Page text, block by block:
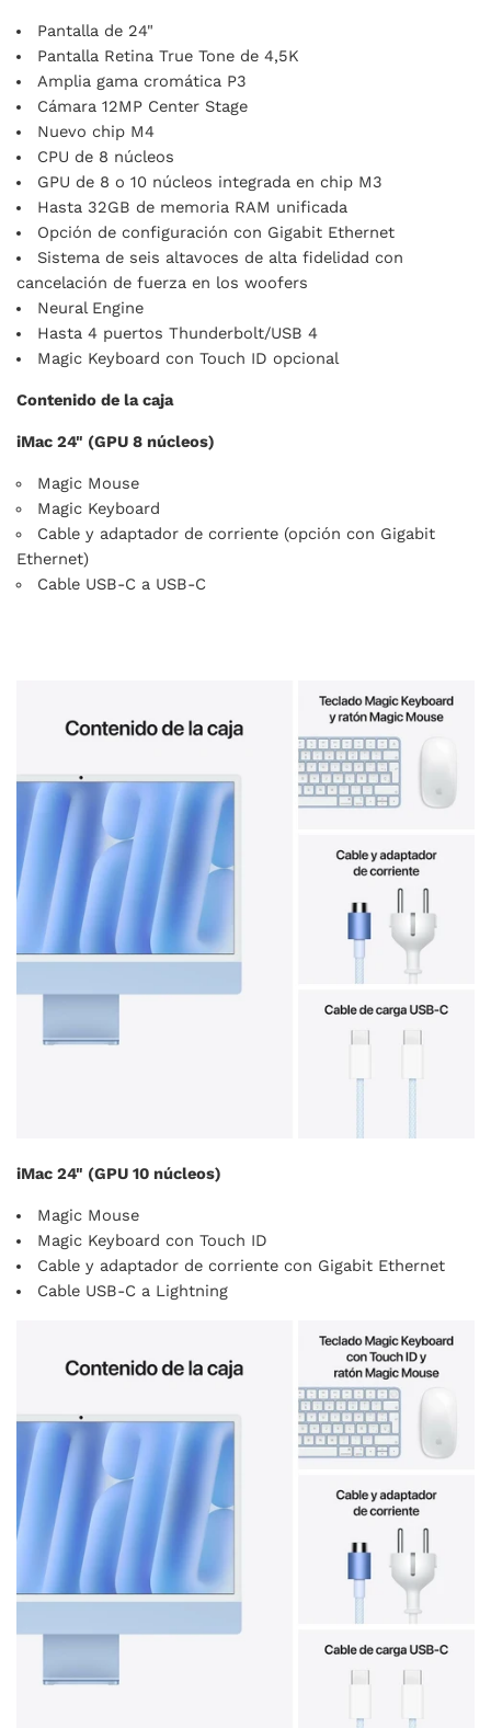
Pantalla de 24"
Pantalla Retina True Tone de 4,5K
Amplia gama cromática P3
Cámara 12MP Center Stage
Nuevo chip M4
CPU de 8 núcleos
GPU de 8 o 10 núcleos integrada en chip M3
Hasta 32GB de memoria RAM unificada
Opción de configuración con Gigabit Ethernet
Sistema de seis altavoces de alta fidelidad con
cancelación de fuerza en los woofers
Neural Engine
Hasta 4 puertos Thunderbolt/USB 4
Magic Keyboard con Touch ID opcional
Contenido de la caja
iMac 24" (GPU 8 núcleos)
Magic Mouse
Magic Keyboard
Cable y adaptador de corriente (opción con Gigabit
Ethernet)
Cable USB-C a USB-C
iMac 24" (GPU 10 núcleos)
Magic Mouse
Magic Keyboard con Touch ID
Cable y adaptador de corriente con Gigabit Ethernet
Cable USB-C a Lightning